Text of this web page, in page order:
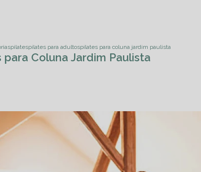
pilatespilates para adultospilates para coluna jardim paulista
para Coluna Jardim Paulista